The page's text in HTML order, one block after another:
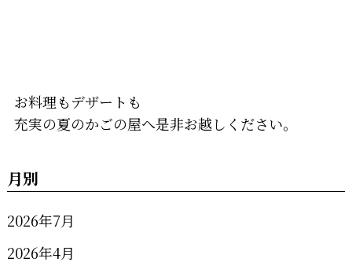
お料理もデザートも
充実の夏のかごの屋へ是非お越しください。
月別
2026年7月
2026年4月